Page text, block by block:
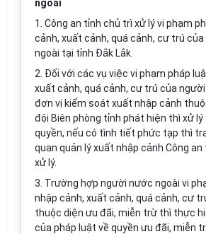
ngoài
1. Công an tỉnh chủ trì xử lý vi phạm
cảnh, xuất cảnh, quá cảnh, cư trú
ngoài tại tỉnh Đắk Lắk.
2. Đối với các vụ việc vi phạm pháp
xuất cảnh, quá cảnh, cư trú của
đơn vị kiểm soát xuất nhập cảnh
đội Biên phòng tỉnh phát hiện thì xử
quyền, nếu có tình tiết phức tạp thì
quan quản lý xuất nhập cảnh Công
xử lý.
3. Trường hợp người nước ngoài vi
nhập cảnh, xuất cảnh, quá cảnh, cư
thuộc diện ưu đãi, miễn trừ thì thực
của pháp luật về quyền ưu đãi, miễn